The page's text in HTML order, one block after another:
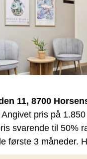
11, 8700
pris på
svarende til 50%
første 3 måneder.